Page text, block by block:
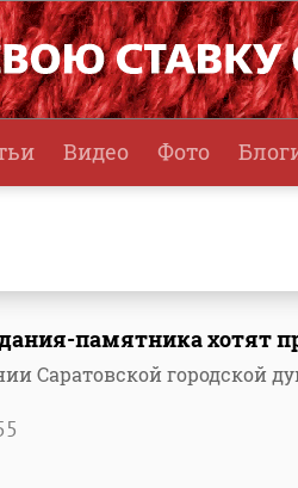
Видео Фото
памятника хотят
Саратовской городской